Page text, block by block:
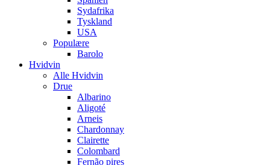
Sydafrika
Tyskland
USA
Populære
Barolo
Hvidvin
Alle Hvidvin
Drue
Albarino
Aligoté
Arneis
Chardonnay
Clairette
Colombard
Fernão pires